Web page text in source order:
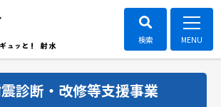
診断・改修等支援事業